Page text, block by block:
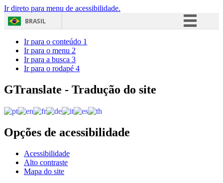
Ir direto para menu de acessibilidade.
BRASIL
Acesso à informação
Ir para o conteúdo 1
Ir para o menu 2
Ir para a busca 3
Ir para o rodapé 4
GTranslate - Tradução do site
Opções de acessibilidade
Acessibilidade
Alto contraste
Mapa do site